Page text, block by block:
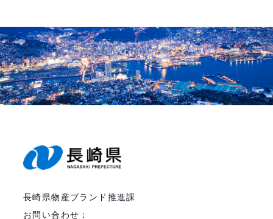
長崎県物産ブランド推進課
お問い合わせ：